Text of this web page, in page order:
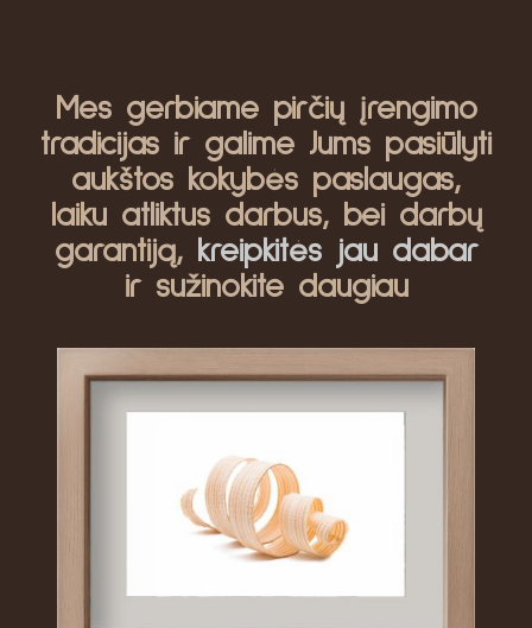
Mes gerbiame pirčių įrengimo
tradicijas ir galime Jums pasiūlyti
aukštos kokybės paslaugas,
laiku atliktus darbus, bei darbų
garantiją, kreipkitės jau dabar
ir sužinokite daugiau